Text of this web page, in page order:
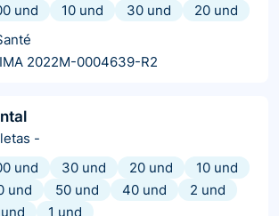
und
10 und 30 und
20 und
2022M-0004639-R2
-
und
30 und 20 und
10 und
und
50 und 40 und
2 und
1 und